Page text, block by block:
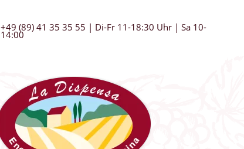
+49 (89) 41 35 35 55 | Di-Fr 11-18:30 Uhr | Sa 10-
14:00